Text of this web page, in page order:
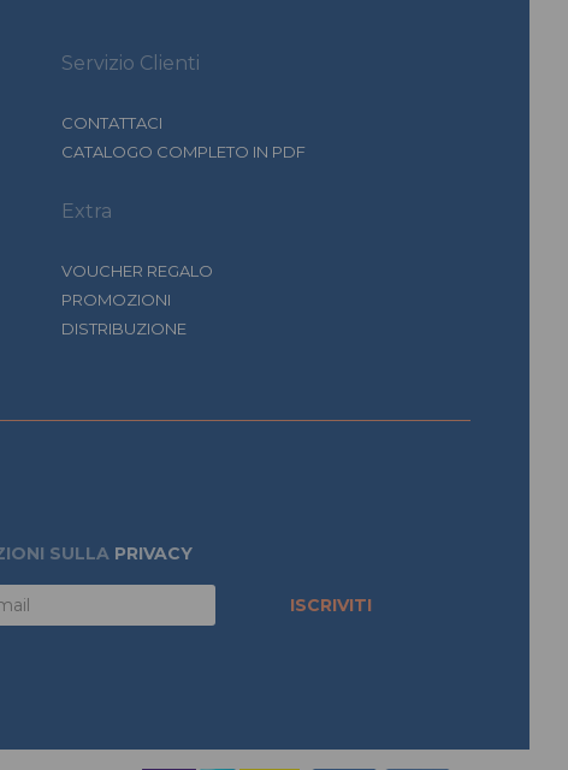
Servizio Clienti
CONTATTACI
CATALOGO COMPLETO IN PDF
Extra
VOUCHER REGALO
PROMOZIONI
DISTRIBUZIONE
SULLA PRIVACY
ISCRIVITI